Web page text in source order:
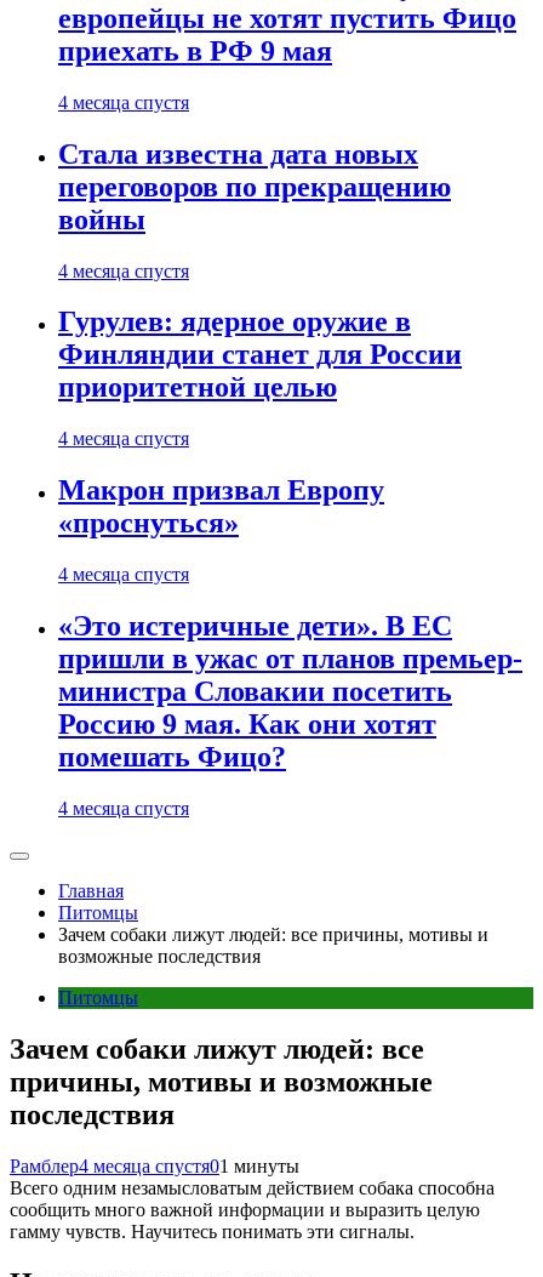
европейцы не хотят пустить Фицо
приехать в РФ 9 мая
4 месяца спустя
Стала известна дата новых
переговоров по прекращению
войны
4 месяца спустя
Гурулев: ядерное оружие в
Финляндии станет для России
приоритетной целью
4 месяца спустя
Макрон призвал Европу
«проснуться»
4 месяца спустя
«Это истеричные дети». В ЕС
пришли в ужас от планов премьер-
министра Словакии посетить
Россию 9 мая. Как они хотят
помешать Фицо?
4 месяца спустя
Главная
Питомцы
Зачем собаки лижут людей: все причины, мотивы и
возможные последствия
Питомцы
Зачем собаки лижут людей: все
причины, мотивы и возможные
последствия
Рамблер4 месяца спустя01 минуты
Всего одним незамысловатым действием собака способна
сообщить много важной информации и выразить целую
гамму чувств. Научитесь понимать эти сигналы.